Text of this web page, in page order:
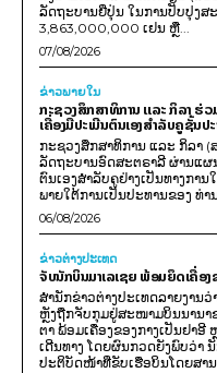
ລັດຖະບານຍີ່ປຸ່ນ ໃນການປັບປຸງ
3,863,000,000 ເຢນ ຫຼື...
07/08/2026
ຂ່າວພາຍ​ໃນ
ກະຊວງສຶກສາທິການ ແລະ ກິລາ ຮ່
ເຄື່ອງມືປະເມີນຕົນເອງສຳລັບຄູຊັ້ນ
ກະຊວງສຶກສາທິການ ແລະ ກິລາ
ລັດຖະບານອົດສະຕຣາລີ ຜ່ານແຜ
ຕົນເອງສຳລັບຄູຢ່າງເປັນທາງກາ
ພາຍໃຕ້ການເປັນປະທານຂອງ ທ່າ
06/08/2026
ຂ່າວຕ່າງປະເທດ
ຈັບນັກບິນມາເລເຊຍ ພ້ອມຍຶດເຄື່ອງ
ສຳນັກຂ່າວຕ່າງປະເທດລາຍງານ
ຫຼັງຖືກຈັບກຸມຢູ່ສະໜາມບິນນານາ
ຕາ ພ້ອມເຄື່ອງຂອງກາງເປັນຢາອີ
ເດີນທາງ ໂດຍຜົນກວດຍັງພົບວ່າ
ປະຕິບັດໜ້າທີ່ຂັບເຮືອບິນໂດຍສານ